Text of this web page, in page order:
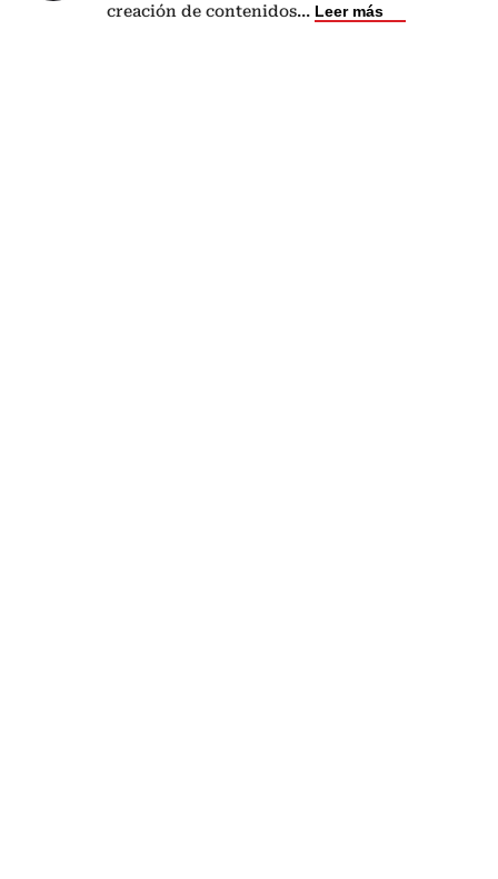
creación de contenidos... Leer más